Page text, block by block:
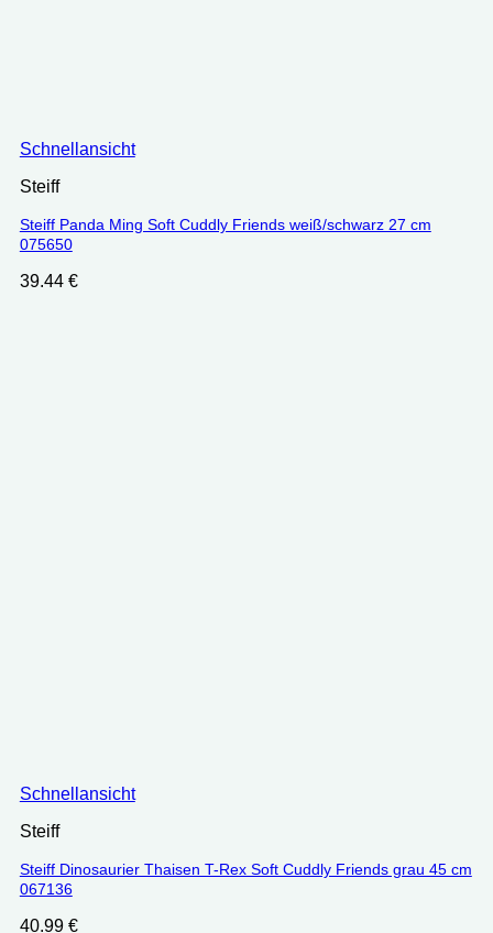
Schnellansicht
Steiff
Steiff Panda Ming Soft Cuddly Friends weiß/schwarz 27 cm
075650
39.44 €
Schnellansicht
Steiff
Steiff Dinosaurier Thaisen T-Rex Soft Cuddly Friends grau 45 cm
067136
40.99 €